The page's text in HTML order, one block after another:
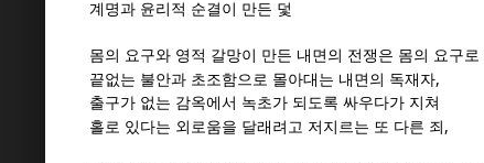
계명과 윤리적 순결이 만든 덫
몸의 요구와 영적 갈망이 만든 내면의 전쟁은 몸의 요구
끝없는 불안과 초조함으로 몰아대는 내면의 독재자,
출구가 없는 감옥에서 녹초가 되도록 싸우다가 지쳐
홀로 있다는 외로움을 달래려고 저지르는 또 다른 죄 ,